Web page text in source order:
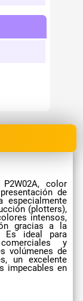
color
de
especialmente
(plotters),
intensos,
gracias a la
Es ideal para
y
volúmenes de
un excelente
impecables en